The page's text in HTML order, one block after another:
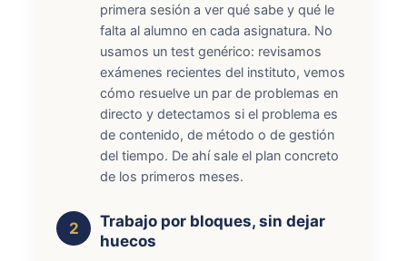
primera sesión a ver qué sabe y qué le
falta al alumno en cada asignatura. No
usamos un test genérico: revisamos
exámenes recientes del instituto, vemos
cómo resuelve un par de problemas en
directo y detectamos si el problema es
de contenido, de método o de gestión
del tiempo. De ahí sale el plan concreto
de los primeros meses.
Trabajo por bloques, sin dejar
huecos